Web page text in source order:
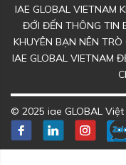
IAE GLOBAL VIETNAM
ĐỚI ĐẾN THÔNG TIN
KHUYÊN BẠN NÊN
IAE GLOBAL VIETNAM
© 2025 iae GLOBAL Việt